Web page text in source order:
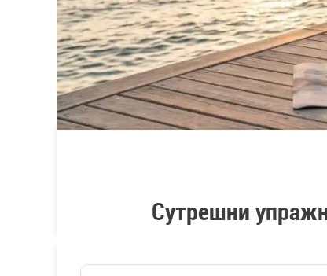
Сутрешни